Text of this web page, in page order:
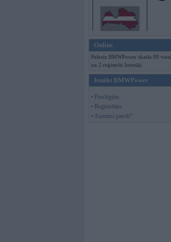
Online
Pašreiz BMWPower skatās 99 viesi
un 2 reģistrēti lietotāji.
Ienākt BMWPower
• Pieslēgties
• Reģistrēties
• Aizmirsi paroli?